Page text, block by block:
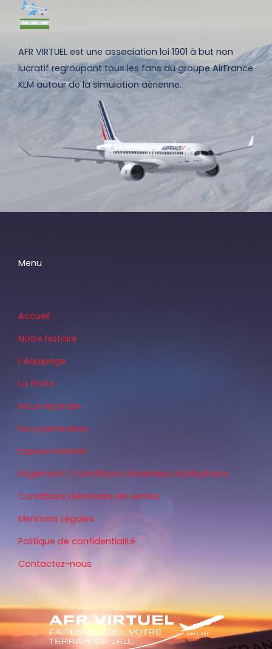
AFR VIRTUEL est une association loi 1901 à but non
lucratif regroupant tous les fans du groupe AirFrance
KLM autour de la simulation aérienne.
Menu
Accueil
Notre histoire
L'équipage
La flotte
Nous rejoindre
Nos partenaires
Espace Intranet
Règlement / Conditions Générales d'utilisations
Conditions Générales de ventes
Mentions Légales
Politique de confidentialité
Contactez-nous